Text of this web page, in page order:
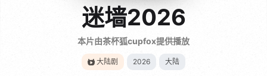
迷墙2026
本片由茶杯狐cupfox提供播放
大陆剧 2026 大陆